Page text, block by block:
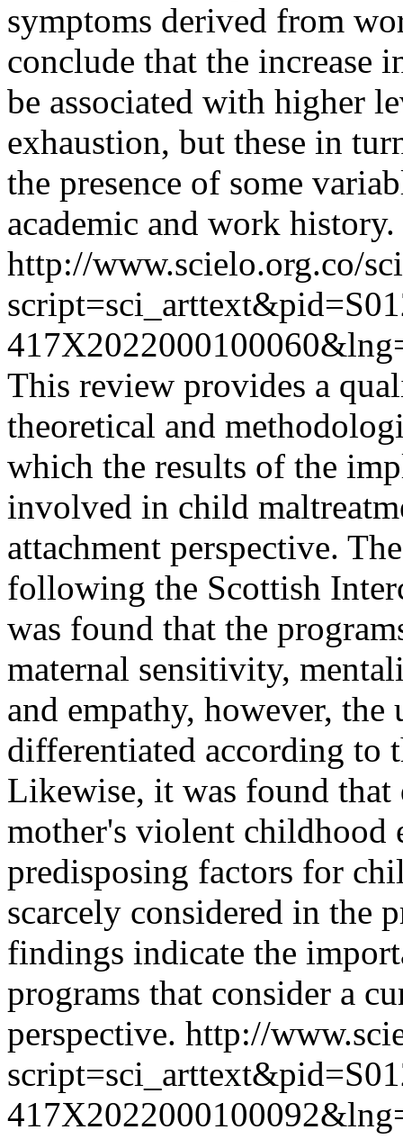
symptoms derived from
conclude that the increase
be associated with higher
exhaustion, but these in
the presence of some
academic and work history.
http://www.scielo.org.co/
This review provides a
theoretical and
which the results of the
involved in child
attachment perspective.
following the Scottish
was found that the
maternal sensitivity,
and empathy, however,
differentiated according to
Likewise, it was found
mother's violent childhood
predisposing factors for
scarcely considered in the
findings indicate the
programs that consider a
perspective. http://